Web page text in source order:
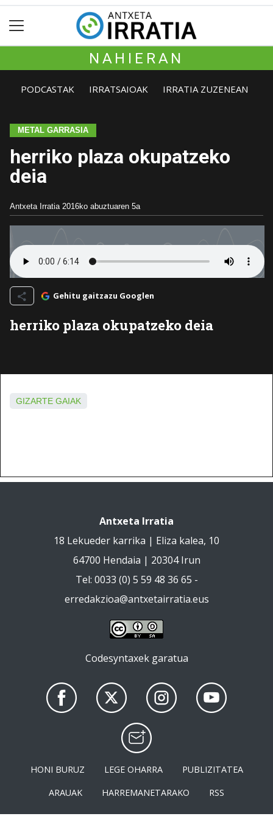
NAHIERAN
PODCASTAK IRRATSAIOAK IRRATIA ZUZENEAN
METAL GARRASIA
herriko plaza okupatzeko
deia
Antxeta Irratia 2016ko abuztuaren 5a
Gehitu gaitzazu Googlen
herriko plaza okupatzeko deia
GIZARTE GAIAK
Antxeta Irratia
18 Lekueder karrika | Eliza kalea, 10
64700 Hendaia | 20304 Irun
Tel: 0033 (0) 5 59 48 36 65 -
erredakzioa@antxetairratia.eus
Codesyntaxek garatua
HONI BURUZ LEGE OHARRA
PUBLIZITATEA
ARAUAK
HARREMANETARAKO RSS